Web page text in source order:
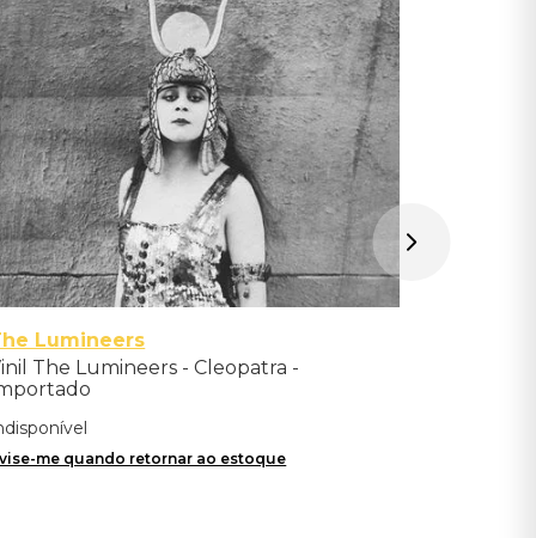
Lumineers
The Lumineers - Cleopatra -
me quando retornar ao estoque